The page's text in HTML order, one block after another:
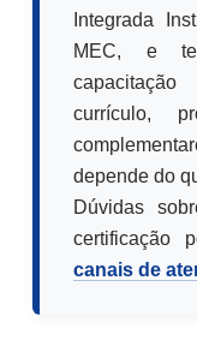
Integrada
MEC, e
currículo,
depende do
Dúvidas
certificação
canais de